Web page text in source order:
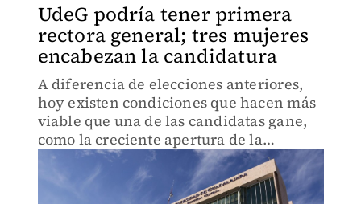
UdeG podría tener primera
rectora general; tres mujeres
encabezan la candidatura
A diferencia de elecciones anteriores,
hoy existen condiciones que hacen más
viable que una de las candidatas gane,
como la creciente apertura de la
universidad hacia la equidad de género